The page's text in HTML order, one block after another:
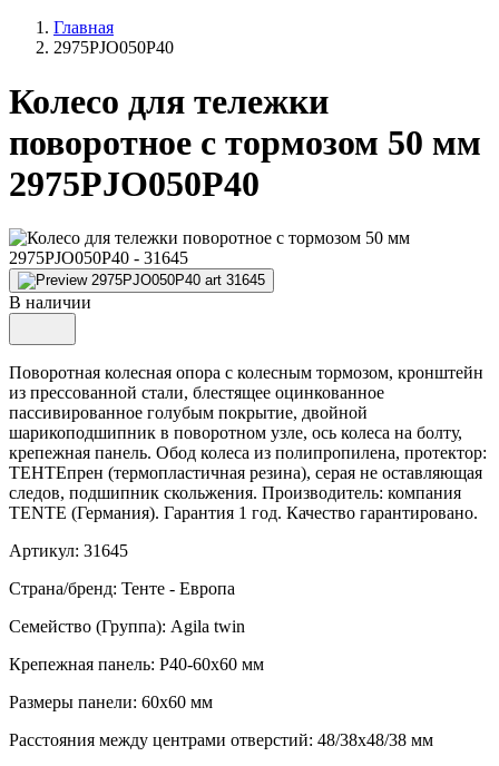
Главная
2975PJO050P40
Колесо для тележки
поворотное с тормозом 50 мм
2975PJO050P40
В наличии
Поворотная колесная опора с колесным тормозом, кронштейн
из прессованной стали, блестящее оцинкованное
пассивированное голубым покрытие, двойной
шарикоподшипник в поворотном узле, ось колеса на болту,
крепежная панель. Обод колеса из полипропилена, протектор:
ТЕНТЕпрен (термопластичная резина), серая не оставляющая
следов, подшипник скольжения. Производитель: компания
TENTE (Германия). Гарантия 1 год. Качество гарантировано.
Артикул: 31645
Страна/бренд: Тенте - Европа
Семейство (Группа): Agila twin
Крепежная панель: P40-60x60 мм
Размеры панели: 60x60 мм
Расстояния между центрами отверстий: 48/38x48/38 мм